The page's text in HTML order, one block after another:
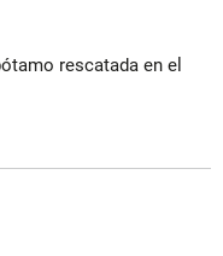
rescatada en el